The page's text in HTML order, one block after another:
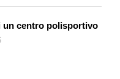
un centro polisportivo